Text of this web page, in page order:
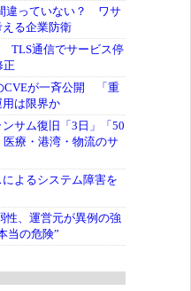
違っていない？ ワサ
る企業防衛
TLS通信でサービス停
正
CVEが一斉公開 「重
は限界か
サム復旧「3日」「50
療・港湾・物流のサ
よるシステム障害を
性、運営元が異例の強
当の危険”